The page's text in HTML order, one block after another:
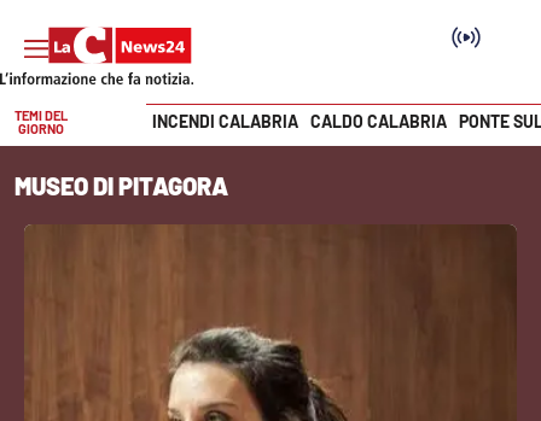
SEZIONI
Vai
TEMI DEL
GIORNO
INCENDI CALABRIA CALDO CALABRIA PONTE
MUSEO DI PITAGORA